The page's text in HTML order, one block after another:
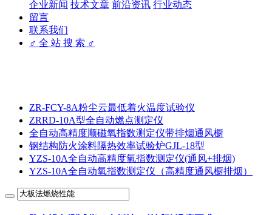
企业新闻 技术文章 前沿资讯 行业动态
留言
联系我们
♂ 全 站 搜 索 ♂
ZR-FCY-8A粉尘云最低着火温度试验仪
ZRRD-10A型全自动燃点测定仪
全自动高精度顺磁氧指数测定仪带排烟通风橱
钢结构防火涂料隔热效率试验炉GJL-18型
YZS-10A全自动高精度氧指数测定仪(通风+排烟)
YZS-10A全自动氧指数测定仪（高精度通风橱排烟）